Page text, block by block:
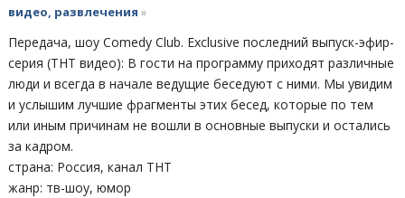
видео, развлечения »
Передача, шоу Comedy Club. Exclusive последний выпуск-эфир-
серия (ТНТ видео): В гости на программу приходят различные
люди и всегда в начале ведущие беседуют с ними. Мы увидим
и услышим лучшие фрагменты этих бесед, которые по тем
или иным причинам не вошли в основные выпуски и остались
за кадром.
страна: Россия, канал ТНТ
жанр: тв-шоу, юмор